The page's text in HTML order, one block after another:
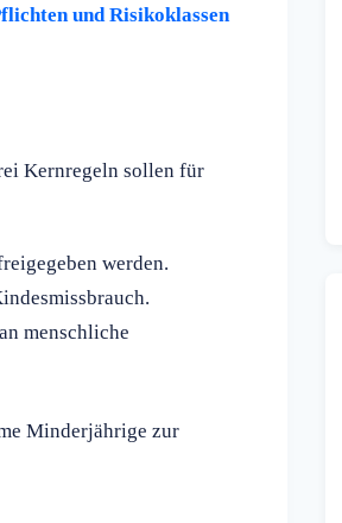
und Risikoklassen
Kernregeln sollen für
werden.
menschliche
Minderjährige zur